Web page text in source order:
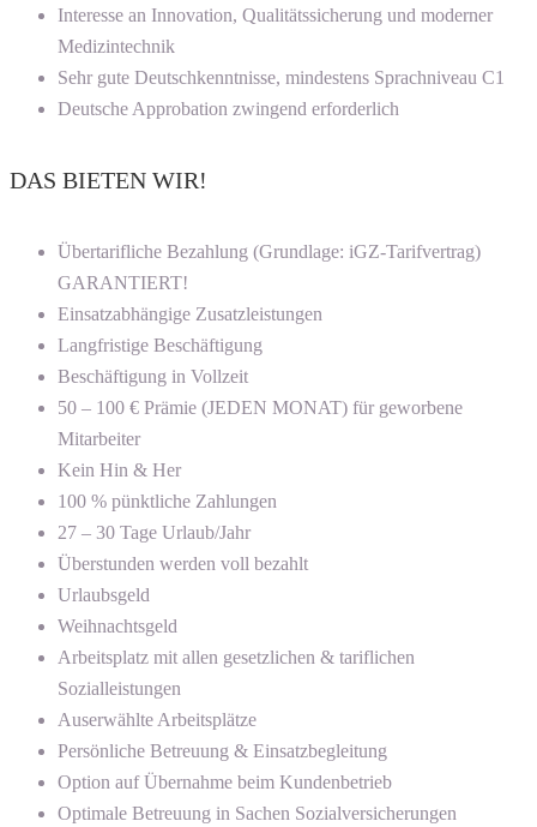
Interesse an Innovation, Qualitätssicherung und moderner
Medizintechnik
Sehr gute Deutschkenntnisse, mindestens Sprachniveau C1
Deutsche Approbation zwingend erforderlich
DAS BIETEN WIR!
Übertarifliche Bezahlung (Grundlage: iGZ-Tarifvertrag)
GARANTIERT!
Einsatzabhängige Zusatzleistungen
Langfristige Beschäftigung
Beschäftigung in Vollzeit
50 – 100 € Prämie (JEDEN MONAT) für geworbene
Mitarbeiter
Kein Hin & Her
100 % pünktliche Zahlungen
27 – 30 Tage Urlaub/Jahr
Überstunden werden voll bezahlt
Urlaubsgeld
Weihnachtsgeld
Arbeitsplatz mit allen gesetzlichen & tariflichen
Sozialleistungen
Auserwählte Arbeitsplätze
Persönliche Betreuung & Einsatzbegleitung
Option auf Übernahme beim Kundenbetrieb
Optimale Betreuung in Sachen Sozialversicherungen